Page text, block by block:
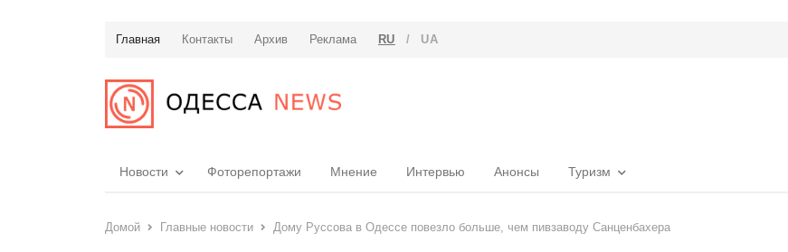
Главная Контакты Архив Реклама RU / UA
Новости Фоторепортажи Мнение Интервью Анонсы Туризм
Домой Главные новости Дому Руссова в Одессе повезло больше, чем пивзаводу Санценбахера